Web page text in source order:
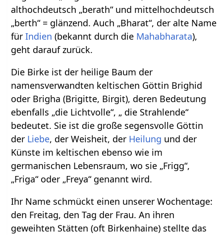
althochdeutsch „berath“ und mittelhochdeutsch
„berth“ = glänzend. Auch „Bharat“, der alte Name
fürIndien (bekannt durch die Mahabharata),
geht darauf zurück.
Die Birke ist der heilige Baum der
namensverwandten keltischen Göttin Brighid
oder Brigha (Brigitte, Birgit), deren Bedeutung
ebenfalls „die Lichtvolle“, „ die Strahlende“
bedeutet. Sie ist die große segensvolle Göttin
der Liebe, der Weisheit, der Heilung und der
Künste im keltischen ebenso wie im
germanischen Lebensraum, wo sie „Frigg“,
„Friga“ oder „Freya“ genannt wird.
Ihr Name schmückt einen unserer Wochentage:
den Freitag, den Tag der Frau. An ihren
geweihten Stätten (oft Birkenhaine) stellte das